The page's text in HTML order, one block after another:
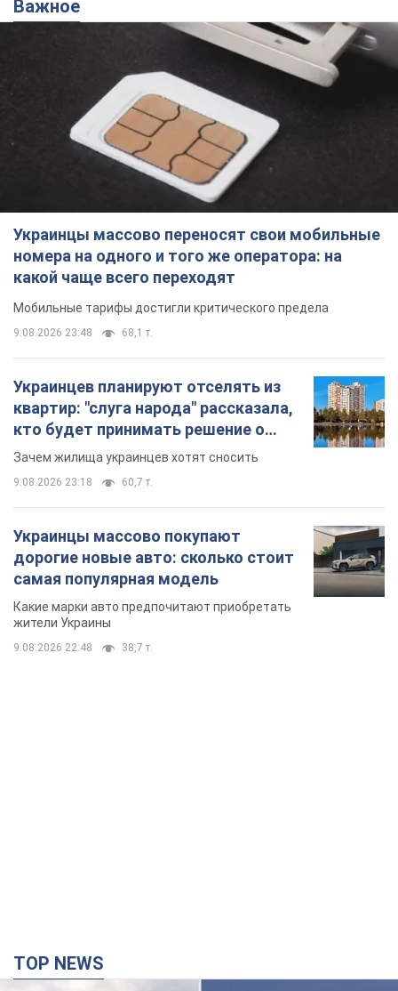
Важное
Украинцы массово переносят свои мобильные
номера на одного и того же оператора: на
какой чаще всего переходят
Мобильные тарифы достигли критического предела
9.08.2026 23:48 68,1 т.
Украинцев планируют отселять из
квартир: "слуга народа" рассказала,
кто будет принимать решение о
сносе домов
Зачем жилища украинцев хотят сносить
9.08.2026 23:18 60,7 т.
Украинцы массово покупают
дорогие новые авто: сколько стоит
самая популярная модель
Какие марки авто предпочитают приобретать
жители Украины
9.08.2026 22:48 38,7 т.
TOP NEWS